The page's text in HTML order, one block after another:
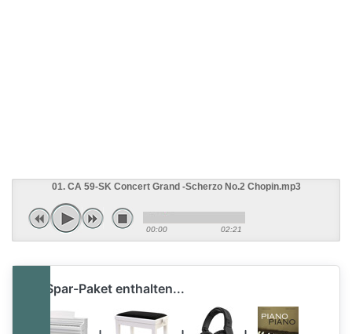
01. CA 59-SK Concert Grand -Scherzo No.2 Chopin.mp3
00:00 02:21
im Spar-Paket enthalten...
im Spar-Paket enthalten...